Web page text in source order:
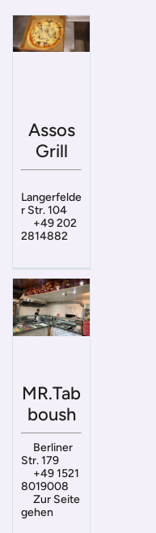
Assos
Grill
Langerfelde
r Str. 104
+49 202
2814882
MR.Tab
boush
Berliner
Str. 179
+49 1521
8019008
Zur Seite
gehen